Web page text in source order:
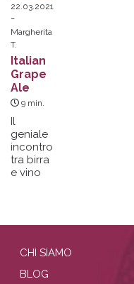
22.03.2021
Margherita
T.
Italian
Grape
Ale
9 min.
Il
geniale
incontro
tra birra
e vino
CHI SIAMO
BLOG